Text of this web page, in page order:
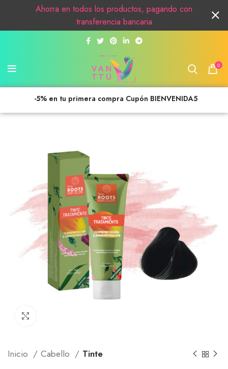
0
-5% en tu primera compra Cupón BIENVENIDA5
Inicio Cabello Tinte
Ahorra en todos los productos, pagando con
transferencia bancaria